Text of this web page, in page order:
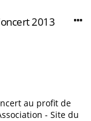
2013
au profit de
- Site du